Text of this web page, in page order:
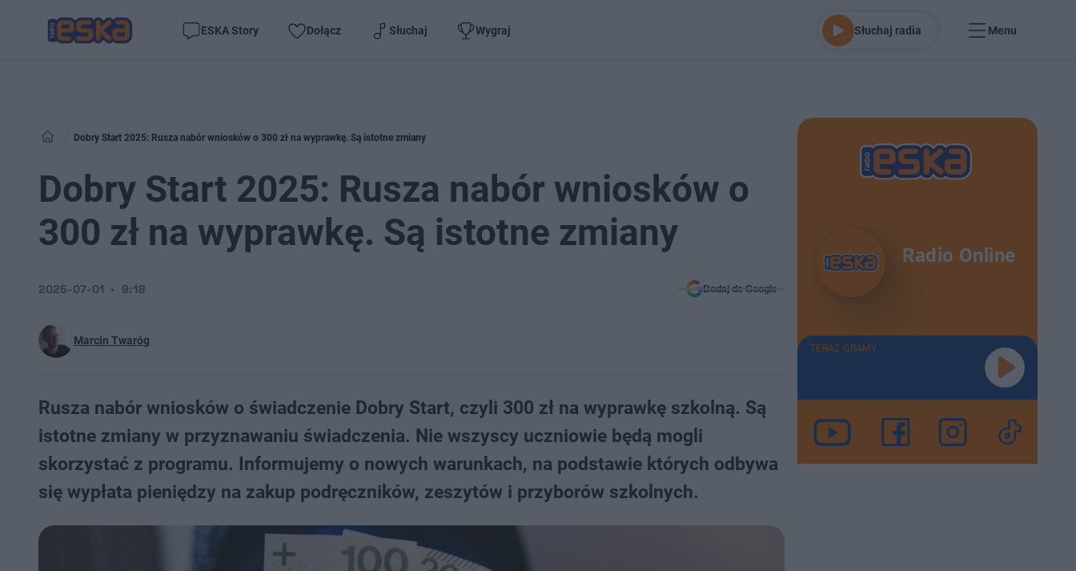
ESKA Story Dołącz Słuchaj Wygraj Słuchaj radia Menu
Dobry Start 2025: Rusza nabór wniosków o 300 zł na wyprawkę. Są istotne zmiany
Dobry Start 2025: Rusza nabór wniosków o
300 zł na wyprawkę. Są istotne zmiany
Marcin Twaróg
2025-07-01 9:18 Dodaj do Google
Rusza nabór wniosków o świadczenie Dobry Start, czyli 300 zł na wyprawkę szkolną. Są
istotne zmiany w przyznawaniu świadczenia. Nie wszyscy uczniowie będą mogli
skorzystać z programu. Informujemy o nowych warunkach, na podstawie których odbywa
się wypłata pieniędzy na zakup podręczników, zeszytów i przyborów szkolnych.
Radio Online
TERAZ GRAMY